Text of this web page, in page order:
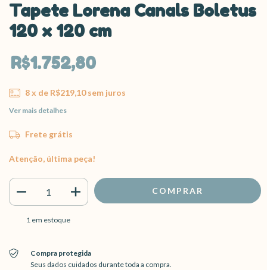
Tapete Lorena Canals Boletus
120 x 120 cm
R$1.752,80
8x de R$219,10 sem juros
Ver mais detalhes
Frete grátis
Atenção, última peça!
1 em estoque
Compra protegida
Seus dados cuidados durante toda a compra.